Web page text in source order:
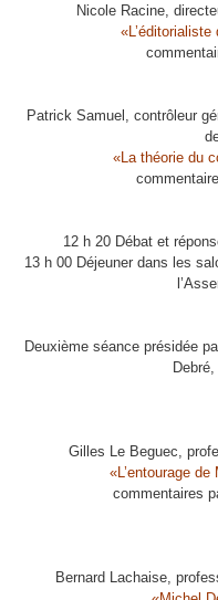
Nicole Racine,
Patrick Samuel, contrôleur
«La théorie du
12 h 20 Débat et
13 h 00 Déjeuner dans les
Deuxième séance présidée
Gilles Le Beguec,
«L’entourage
commentaires
Bernard Lachaise,